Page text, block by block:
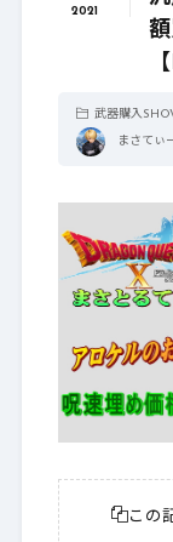
2021
武器購入
まさてぃ
この